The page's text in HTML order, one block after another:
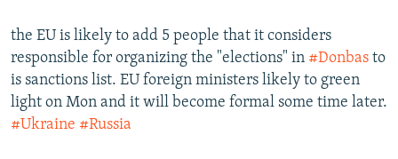
the EU is likely to add 5 people that it considers
responsible for organizing the "elections" in #Donbas to
is sanctions list. EU foreign ministers likely to green
light on Mon and it will become formal some time later.
#Ukraine #Russia